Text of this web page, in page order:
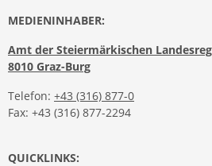
MEDIENINHABER:
Amt der Steiermärkischen
8010 Graz-Burg
Telefon: +43 (316) 877-0
Fax: +43 (316) 877-2294
QUICKLINKS: